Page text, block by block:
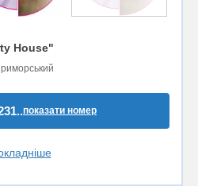
House"
показати номер